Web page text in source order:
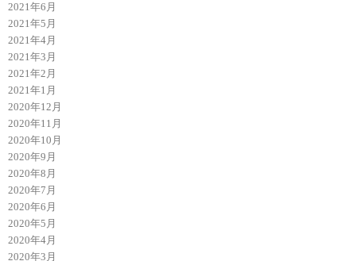
2021年6月
2021年5月
2021年4月
2021年3月
2021年2月
2021年1月
2020年12月
2020年11月
2020年10月
2020年9月
2020年8月
2020年7月
2020年6月
2020年5月
2020年4月
2020年3月